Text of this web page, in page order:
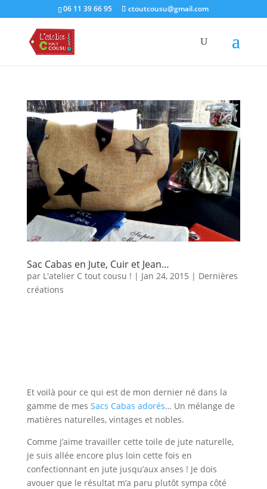
06 11 39 66 95 ctoutcousu@gmail.com
Sac Cabas en Jute, Cuir et Jean…
par L'atelier C tout cousu ! | Jan 24, 2015 | Dernières
créations
Et voilà pour ce qui est de mon dernier né dans la
gamme de mes Sacs Cabas adorés… Un mélange de
matières naturelles, vintages et nobles.
Comme j’aime travailler cette toile de jute naturelle,
je suis allée encore plus loin cette fois en
confectionnant en jute jusqu’aux anses ! Je dois
avouer que le résultat m’a paru plutôt sympa côté